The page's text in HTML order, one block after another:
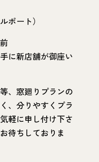
ポート）
に新店舗が御座い
、窓廻りプランの
、分りやすくプラ
軽に申し付け下さ
待ちしておりま